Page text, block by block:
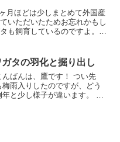
月ほどは少しまとめて外国産
いただいたためお忘れかもし
も飼育しているのですよ。＾
タの羽化と掘り出し
んばんは、鷹です！ つい先
梅雨入りしたのですが、どう
年と少し様子が違います。 と